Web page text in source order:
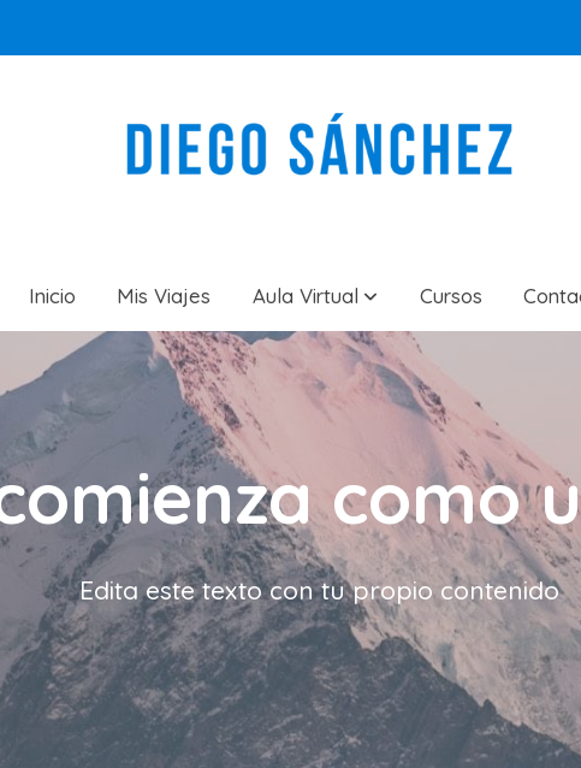
Inicio Mis Viajes Aula Virtual Cursos
como
Edita este texto con tu propio contenido